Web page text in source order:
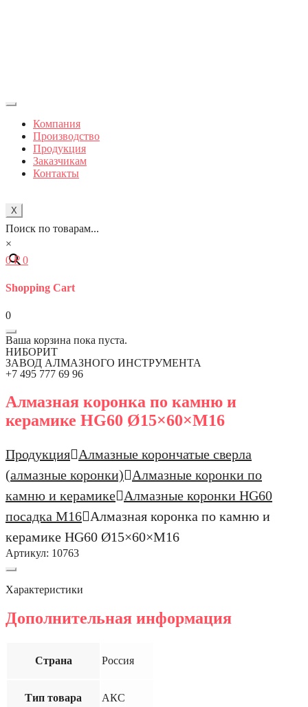
Компания
Производство
Продукция
Заказчикам
Контакты
X
Поиск по товарам...
×
0₽ 0
Shopping Cart
0
Ваша корзина пока пуста.
НИБОРИТ
ЗАВОД АЛМАЗНОГО ИНСТРУМЕНТА
+7 495 777 69 96
Алмазная коронка по камню и
керамике HG60 Ø15×60×М16
Продукция
Алмазные корончатые сверла
(алмазные коронки)
Алмазные коронки по
камню и керамике
Алмазные коронки HG60
посадка М16
Алмазная коронка по камню и
керамике HG60 Ø15×60×М16
Артикул: 10763
Характеристики
Дополнительная информация
Страна Россия
Тип товара АКС